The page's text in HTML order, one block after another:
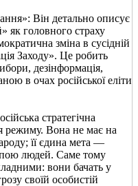
Він детально описує
як головного страху
зміна в сусідній
Заходу». Це робить
дезінформація,
в очах російської еліти
стратегічна
режиму. Вона не має на
її єдина мета —
людей. Саме тому
вони бачать у
своїй особистій